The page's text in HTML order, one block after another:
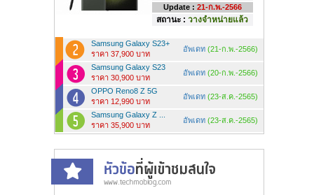
Update : 21-ก.พ.-2566
สถานะ : วางจำหน่ายแล้ว
Samsung Galaxy S23+
ราคา 37,900 บาท
อัพเดท (21-ก.พ.-2566)
Samsung Galaxy S23
ราคา 30,900 บาท
อัพเดท (20-ก.พ.-2566)
OPPO Reno8 Z 5G
ราคา 12,990 บาท
อัพเดท (23-ส.ค.-2565)
Samsung Galaxy Z ...
ราคา 35,900 บาท
อัพเดท (23-ส.ค.-2565)